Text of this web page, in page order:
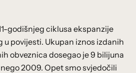
godišnjeg ciklusa ekspanzije
u povijesti. Ukupan iznos izdanih
obveznica dosegao je 9 bilijuna
2009. Opet smo svjedočili